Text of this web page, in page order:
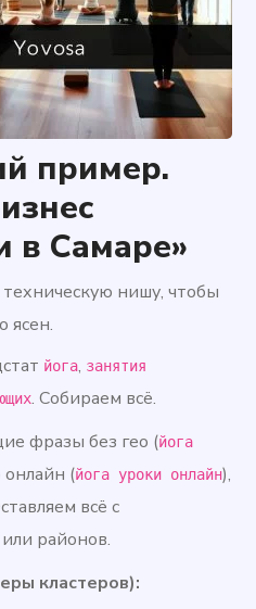
пример.
в Самаре»
нишу, чтобы
ясен.
йога, занятия
. Собираем всё.
фразы без гео (йога
онлайн (йога уроки онлайн),
всё с
районов.
кластеров):